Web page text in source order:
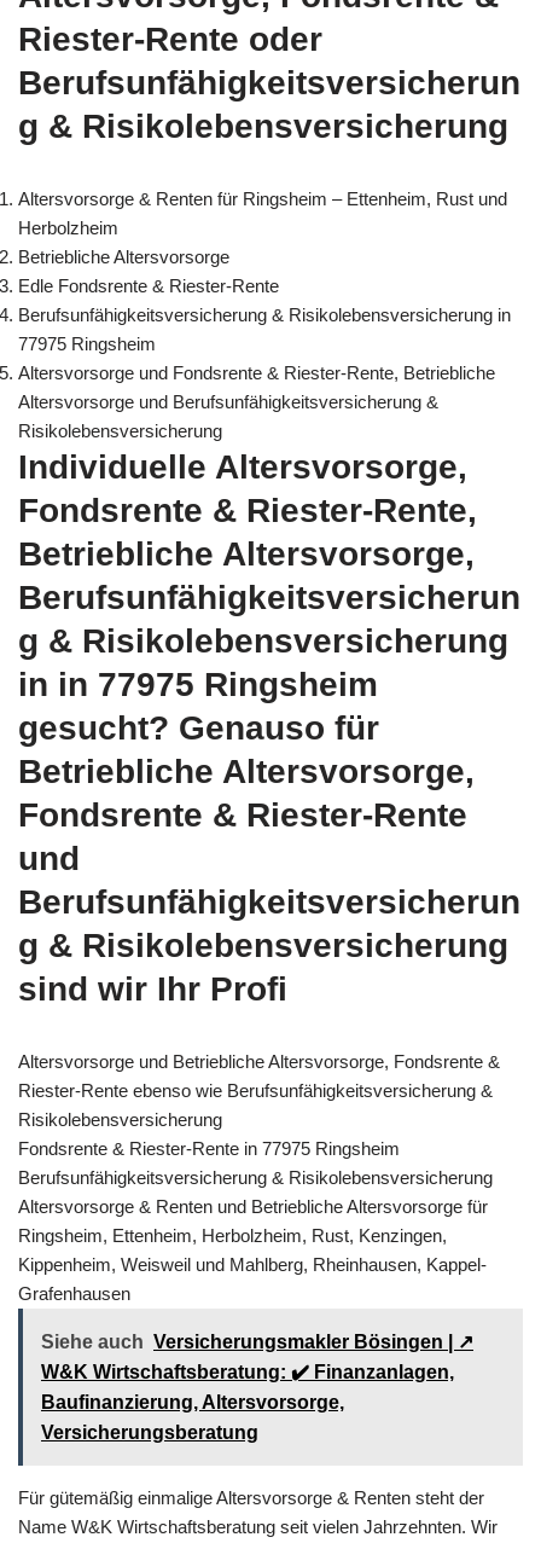
Riester-Rente oder
Berufsunfähigkeitsversicherun
g & Risikolebensversicherung
Altersvorsorge & Renten für Ringsheim – Ettenheim, Rust und
Herbolzheim
Betriebliche Altersvorsorge
Edle Fondsrente & Riester-Rente
Berufsunfähigkeitsversicherung & Risikolebensversicherung in
77975 Ringsheim
Altersvorsorge und Fondsrente & Riester-Rente, Betriebliche
Altersvorsorge und Berufsunfähigkeitsversicherung &
Risikolebensversicherung
Individuelle Altersvorsorge,
Fondsrente & Riester-Rente,
Betriebliche Altersvorsorge,
Berufsunfähigkeitsversicherun
g & Risikolebensversicherung
in in 77975 Ringsheim
gesucht? Genauso für
Betriebliche Altersvorsorge,
Fondsrente & Riester-Rente
und
Berufsunfähigkeitsversicherun
g & Risikolebensversicherung
sind wir Ihr Profi
Altersvorsorge und Betriebliche Altersvorsorge, Fondsrente &
Riester-Rente ebenso wie Berufsunfähigkeitsversicherung &
Risikolebensversicherung
Fondsrente & Riester-Rente in 77975 Ringsheim
Berufsunfähigkeitsversicherung & Risikolebensversicherung
Altersvorsorge & Renten und Betriebliche Altersvorsorge für
Ringsheim, Ettenheim, Herbolzheim, Rust, Kenzingen,
Kippenheim, Weisweil und Mahlberg, Rheinhausen, Kappel-
Grafenhausen
Siehe auch Versicherungsmakler Bösingen | ↗️
W&K Wirtschaftsberatung: ✔️ Finanzanlagen,
Baufinanzierung, Altersvorsorge,
Versicherungsberatung
Für gütemäßig einmalige Altersvorsorge & Renten steht der
Name W&K Wirtschaftsberatung seit vielen Jahrzehnten. Wir